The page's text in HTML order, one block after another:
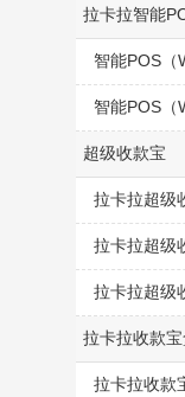
拉卡拉智能
智能POS（
智能POS（
超级收款宝
拉卡拉超级
拉卡拉超级
拉卡拉超级
拉卡拉收款宝
拉卡拉收款